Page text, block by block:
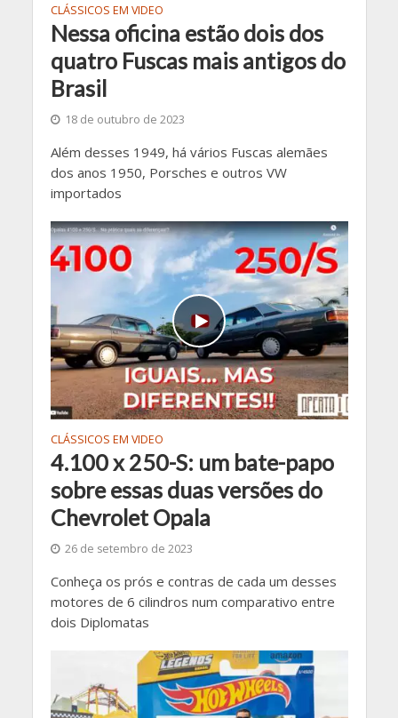
CLÁSSICOS EM VIDEO
Nessa oficina estão dois dos
quatro Fuscas mais antigos do
Brasil
18 de outubro de 2023
Além desses 1949, há vários Fuscas alemães
dos anos 1950, Porsches e outros VW
importados
CLÁSSICOS EM VIDEO
4.100 x 250-S: um bate-papo
sobre essas duas versões do
Chevrolet Opala
26 de setembro de 2023
Conheça os prós e contras de cada um desses
motores de 6 cilindros num comparativo entre
dois Diplomatas